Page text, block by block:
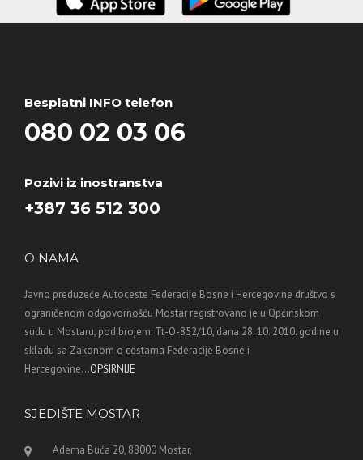
Besplatni INFO telefon
080 02 03 06
Pozivi iz inostranstva
+387 36 512 300
O NAMA
Javno preduzeće Autoceste Federacije Bosne i Hercegovine društvo s
ograničenom odgovornošću Mostar registrovano je u Općinskom
sudu u Mostaru, pod brojem: Tt-O-852/10, dana 28. 10. 2010. godine u
skladu sa Zakonom o cestama Federacije Bosne i
Hercegovine...OPŠIRNIJE
SJEDIŠTE MOSTAR
Adema Buća 20, 88000 Mostar,